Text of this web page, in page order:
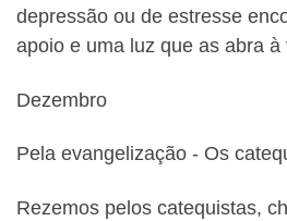
depressão ou de estresse
apoio e uma luz que as abra à
Dezembro
Pela evangelização ‐ Os
Rezemos pelos catequistas,